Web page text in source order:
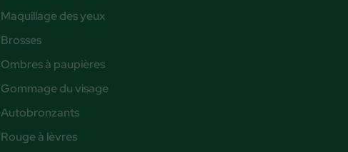
Maquillage des yeux
Brosses
Ombres à paupières
Gommage du visage
Autobronzants
Rouge à lèvres